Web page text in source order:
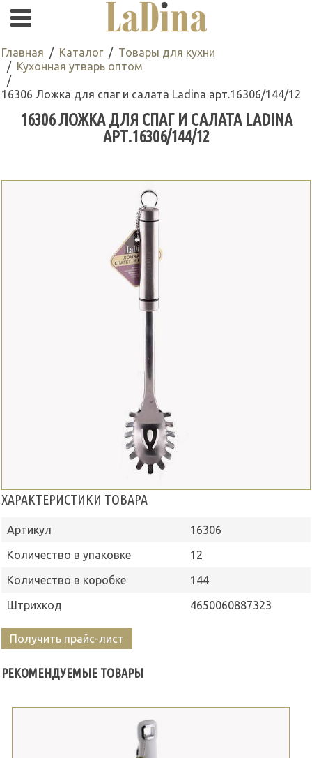
Главная Каталог
Товары для кухни
Кухонная утварь оптом
16306 Ложка для спаг и салата Ladina арт.16306/144/12
16306 ЛОЖКА ДЛЯ СПАГ И САЛАТА LADINA
АРТ.16306/144/12
ХАРАКТЕРИСТИКИ ТОВАРА
Артикул
16306
Количество в упаковке
12
Количество в коробке
144
Штрихкод
4650060887323
Получить прайс-лист
РЕКОМЕНДУЕМЫЕ ТОВАРЫ